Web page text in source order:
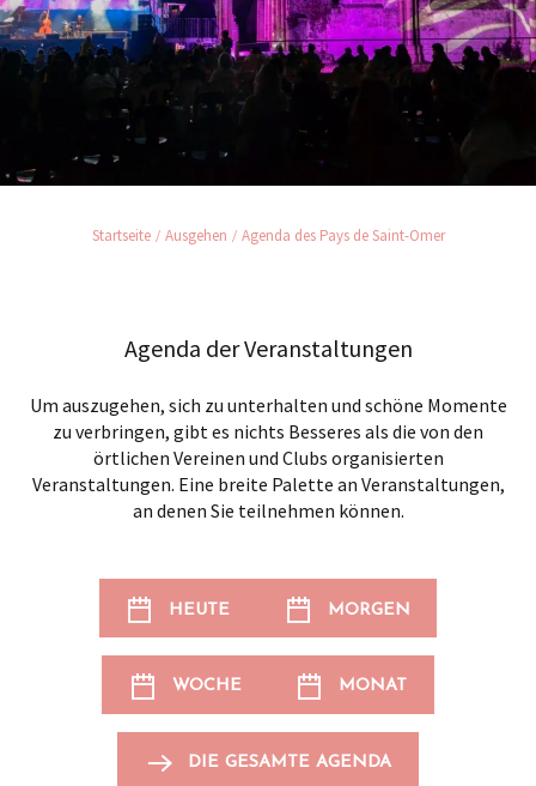
Startseite Ausgehen Agenda des Pays de Saint-Omer
Agenda der Veranstaltungen
Um auszugehen, sich zu unterhalten und schöne Momente
zu verbringen, gibt es nichts Besseres als die von den
örtlichen Vereinen und Clubs organisierten
Veranstaltungen. Eine breite Palette an Veranstaltungen,
an denen Sie teilnehmen können.
HEUTE MORGEN
WOCHE MONAT
DIE GESAMTE AGENDA